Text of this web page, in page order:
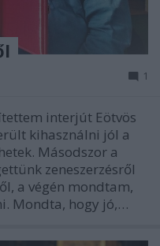
1
interjút Eötvös
kihasználni jól a
Másodszor a
zeneszerzésről
a végén mondtam,
Mondta, hogy jó,…